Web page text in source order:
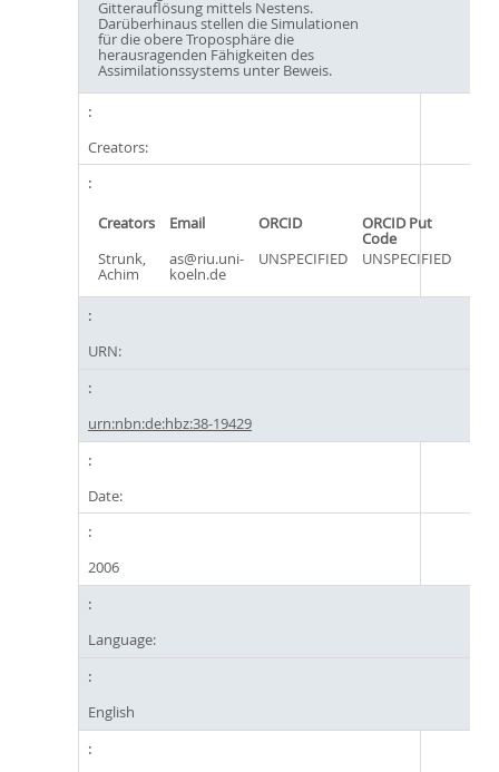
Gitterauflösung mittels Nestens.
Darüberhinaus stellen die Simulationen
für die obere Troposphäre die
herausragenden Fähigkeiten des
Assimilationssystems unter Beweis.
Creators:
Creators Email ORCID ORCID Put
Code
Strunk,
Achim
as@riu.uni-
koeln.de
UNSPECIFIED UNSPECIFIED
URN:
urn:nbn:de:hbz:38-19429
Date:
2006
Language:
English